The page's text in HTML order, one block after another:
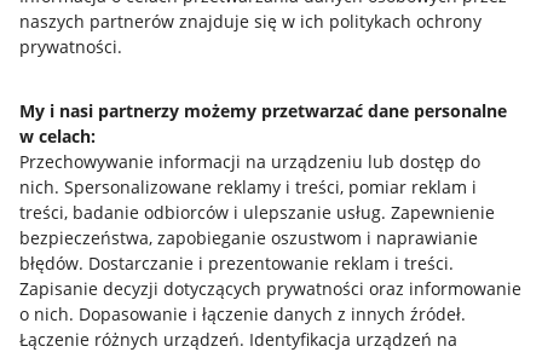
naszych partnerów znajduje się w ich politykach ochrony
prywatności.
My i nasi partnerzy możemy przetwarzać dane personalne
w celach:
Przechowywanie informacji na urządzeniu lub dostęp do
nich. Spersonalizowane reklamy i treści, pomiar reklam i
treści, badanie odbiorców i ulepszanie usług. Zapewnienie
bezpieczeństwa, zapobieganie oszustwom i naprawianie
błędów. Dostarczanie i prezentowanie reklam i treści.
Zapisanie decyzji dotyczących prywatności oraz informowanie
o nich. Dopasowanie i łączenie danych z innych źródeł.
Łączenie różnych urządzeń. Identyfikacja urządzeń na
Jak to działa
Allegro Gadane dla sprzedających
Allegro Gadane dla kupujących
Mapa miejscowości
Informacje prawne
Regulamin